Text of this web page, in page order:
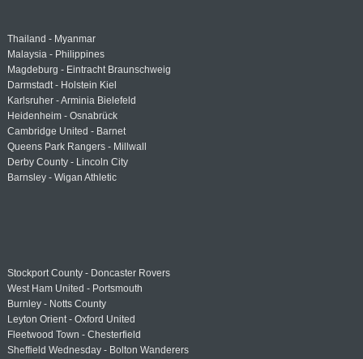
Thailand - Myanmar
Malaysia - Philippines
Magdeburg - Eintracht Braunschweig
Darmstadt - Holstein Kiel
Karlsruher - Arminia Bielefeld
Heidenheim - Osnabrück
Cambridge United - Barnet
Queens Park Rangers - Millwall
Derby County - Lincoln City
Barnsley - Wigan Athletic
Stockport County - Doncaster Rovers
West Ham United - Portsmouth
Burnley - Notts County
Leyton Orient - Oxford United
Fleetwood Town - Chesterfield
Sheffield Wednesday - Bolton Wanderers